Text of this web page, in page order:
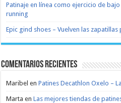
Patinaje en línea como ejercicio de
running
Epic gind shoes – Vuelven las
Comentarios recientes
Maribel enPatines Decathlon Oxelo –
Marta enLas mejores tiendas de